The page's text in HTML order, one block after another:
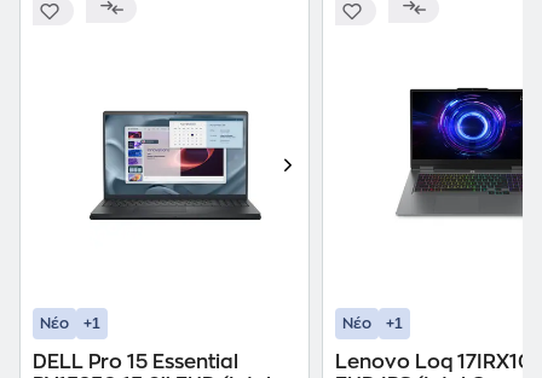
Νέο +1
DELL Pro 15 Essential
Νέο +1
Lenovo Loq 17IRX10